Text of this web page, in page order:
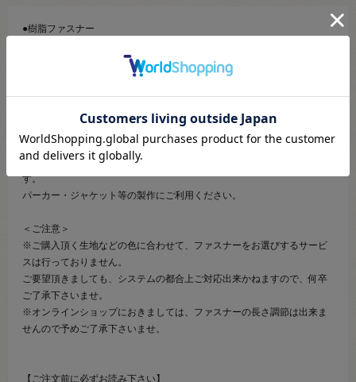
●樹脂ファスナー
●サイズ：No.8 長さ100cm
【商品の説明】
エレメントが樹脂でできているオープンファスナーです。同サイズの金
属ファスナーに比べ軽量です。
スライダーを1番下まで下ろすことで、左右のテープを離すことが出来ま
す。
パーカー・ジャケット等の製作にご利用ください。
＜ご注意＞
※ご購入頂く生地などの色に合わせて、ファスナーをお選びするサービ
スは行っておりません。
ご要望頂きましても、システムの都合上ご対応出来かねますので、何卒
ご了承下さいませ。
※オンラインショップにおきましては、ファスナーの長さ調節は出来ま
せんので予めご了承下さいませ。
【ご注文前に必ずお読み下さい】